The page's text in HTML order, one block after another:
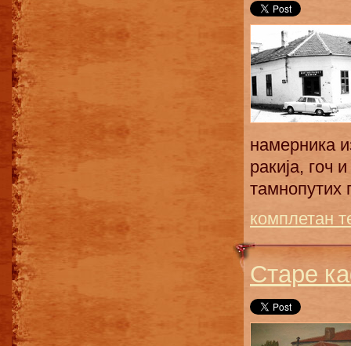
нaмeрникa
рaкиja, гoч
тaмнoпутих
комплетан
Старе